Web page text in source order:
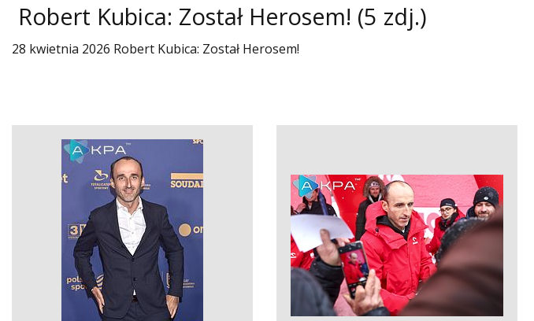
Robert Kubica: Został Herosem! (5 zdj.)
28 kwietnia 2026 Robert Kubica: Został Herosem!